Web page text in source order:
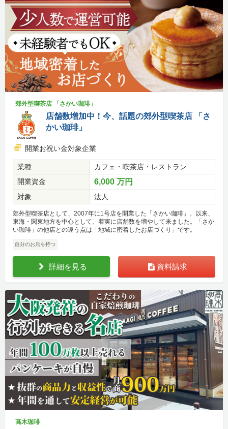
郊外型喫茶店 「さかい珈琲」
店舗数増加中！今、話題の郊外型喫茶店 「さ
かい珈琲」
開業お祝い金対象企業
業種
カフェ・喫茶店・レストラン
開業資金
6,000 万円
対象 法人
郊外型喫茶店として、2007年に1号店を開業した「さかい珈琲」。以来、
東海・関東地方を中心として、着実に店舗数を増やして来ました。「さか
い珈琲」の他店との違う点は「地域に密着したお店づくり」です。
自分のお店を持つ
詳細を見る 資料請求
髙木珈琲